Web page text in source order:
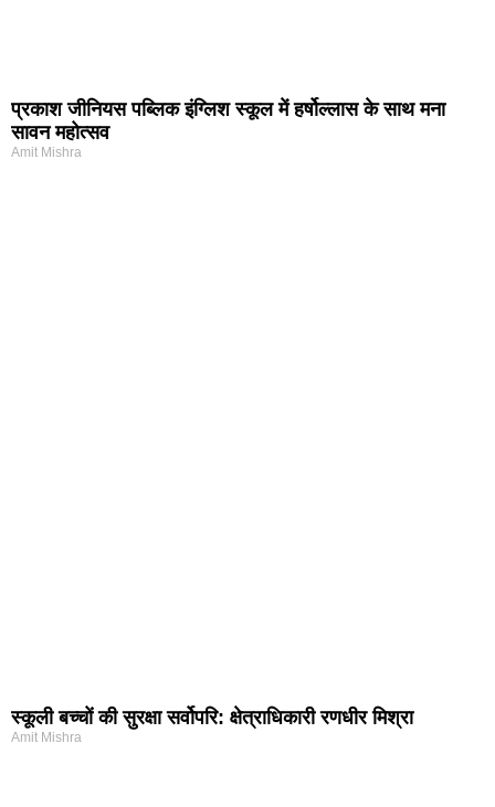
प्रकाश जीनियस पब्लिक इंग्लिश स्कूल में हर्षोल्लास के साथ मना
सावन महोत्सव
Amit Mishra
स्कूली बच्चों की सुरक्षा सर्वोपरि: क्षेत्राधिकारी रणधीर मिश्रा
Amit Mishra